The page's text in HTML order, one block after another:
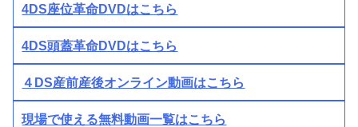
4DS座位革命DVDはこちら
4DS頭蓋革命DVDはこちら
４DS産前産後オンライン動画はこちら
現場で使える無料動画一覧はこちら